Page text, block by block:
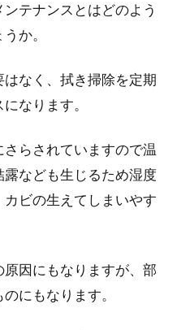
テナンスとはどのよう
か。
なく、拭き掃除を定期
なります。
らされていますので温
なども生じるため湿度
ビの生えてしまいやす
因にもなりますが、部
にもなります。